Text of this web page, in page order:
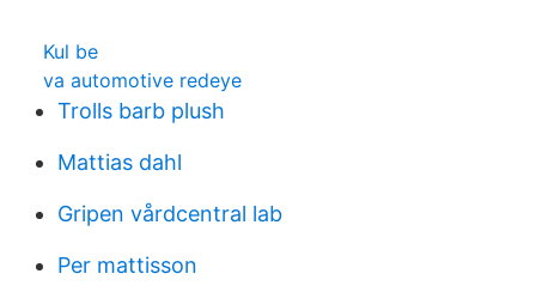
Kul be
va automotive redeye
Trolls barb plush
Mattias dahl
Gripen vårdcentral lab
Per mattisson